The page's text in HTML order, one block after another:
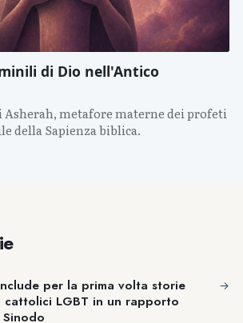
di Dio nell'Antico
Asherah, metafore materne dei profeti
della Sapienza biblica.
per la prima volta storie
cattolici LGBT in un rapporto
→